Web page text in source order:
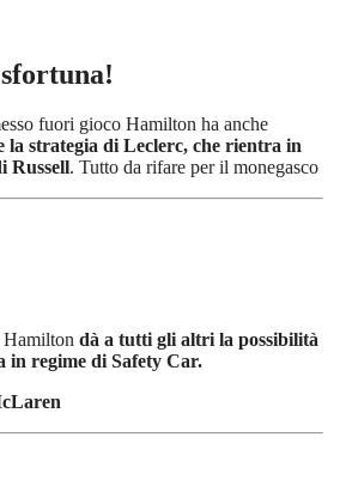
fuori gioco Hamilton ha anche
la strategia di Leclerc, che rientra in
Russell. Tutto da rifare per il monegasco
dà a tutti gli altri la possibilità
in regime di Safety Car.